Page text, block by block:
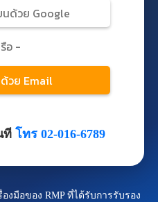
ที โทร 02-016-6789
องมือของ RMP ที่ได้รับการรับรอง